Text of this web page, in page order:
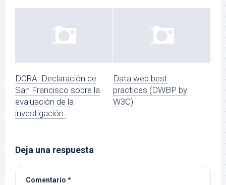
DORA: Declaración de
San Francisco sobre la
evaluación de la
investigación.
Data web best
practices (DWBP by
W3C)
Deja una respuesta
Comentario *